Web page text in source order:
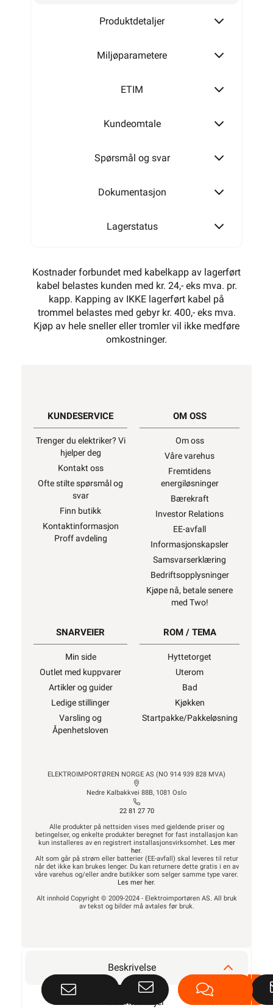
Produktdetaljer
Miljøparametere
ETIM
Kundeomtale
Spørsmål og svar
Dokumentasjon
Lagerstatus
Kostnader forbundet med kabelkapp av lagerført
kabel belastes kunden med kr. 24,- eks mva. pr.
kapp. Kapping av IKKE lagerført kabel på
trommel belastes med gebyr kr. 400,- eks mva.
Kjøp av hele sneller eller tromler vil ikke medføre
omkostninger.
KUNDESERVICE
Trenger du elektriker? Vi
hjelper deg
Kontakt oss
Ofte stilte spørsmål og
svar
Finn butikk
Kontaktinformasjon
Proff avdeling
OM OSS
Om oss
Våre varehus
Fremtidens
energiløsninger
Bærekraft
Investor Relations
EE-avfall
Informasjonskapsler
Samsvarserklæring
Bedriftsopplysninger
Kjøpe nå, betale senere
med Two!
SNARVEIER
Min side
Outlet med kuppvarer
Artikler og guider
Ledige stillinger
Varsling og
Åpenhetsloven
ROM / TEMA
Hyttetorget
Uterom
Bad
Kjøkken
Startpakke/Pakkeløsning
ELEKTROIMPORTØREN NORGE AS (NO 914 939 828 MVA)
Nedre Kalbakkvei 88B, 1081 Oslo
22 81 27 70
Alle produkter på nettsiden vises med gjeldende priser og
betingelser, og enkelte produkter beregnet for fast installasjon kan
kun installeres av en registrert installasjonsvirksomhet. Les mer
her.
Alt som går på strøm eller batterier (EE-avfall) skal leveres til retur
når det ikke kan brukes lenger. Du kan returnere dette gratis i en av
våre varehus og/eller andre butikker som selger samme type varer.
Les mer her.
Alt innhold Copyright © 2009-2024 - Elektroimportøren AS. All bruk
av tekst og bilder må avtales før bruk.
Beskrivelse
Produktdetaljer